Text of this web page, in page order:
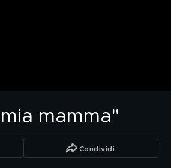
mamma"
Condividi